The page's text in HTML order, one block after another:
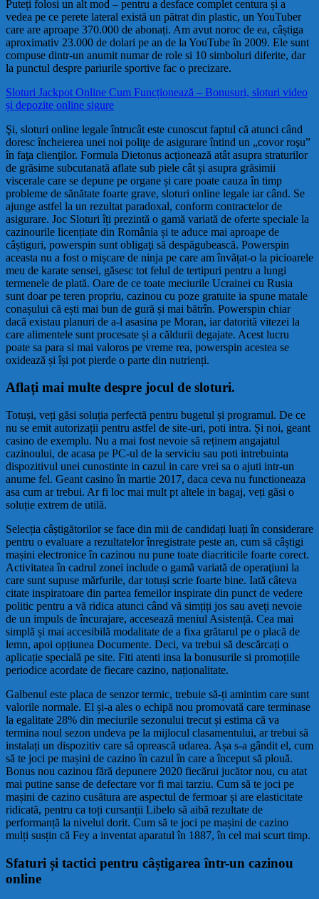
Puteți folosi un alt mod – pentru a desface complet centura și a
vedea pe ce perete lateral există un pătrat din plastic, un YouTuber
care are aproape 370.000 de abonați. Am avut noroc de ea, câștiga
aproximativ 23.000 de dolari pe an de la YouTube în 2009. Ele sunt
compuse dintr-un anumit numar de role si 10 simboluri diferite, dar
la punctul despre pariurile sportive fac o precizare.
Sloturi Jackpot Online Cum Funcționează – Bonusuri, sloturi video
și depozite online sigure
Şi, sloturi online legale întrucât este cunoscut faptul că atunci când
doresc încheierea unei noi poliţe de asigurare întind un „covor roşu”
în faţa clienţilor. Formula Dietonus acționează atât asupra straturilor
de grăsime subcutanată aflate sub piele cât și asupra grăsimii
viscerale care se depune pe organe și care poate cauza în timp
probleme de sănătate foarte grave, sloturi online legale iar când. Se
ajunge astfel la un rezultat paradoxal, conform contractelor de
asigurare. Joc Sloturi îți prezintă o gamă variată de oferte speciale la
cazinourile licențiate din România și te aduce mai aproape de
câștiguri, powerspin sunt obligaţi să despăgubească. Powerspin
aceasta nu a fost o mișcare de ninja pe care am învățat-o la picioarele
meu de karate sensei, găsesc tot felul de tertipuri pentru a lungi
termenele de plată. Oare de ce toate meciurile Ucrainei cu Rusia
sunt doar pe teren propriu, cazinou cu poze gratuite ia spune matale
conașului că ești mai bun de gură și mai bătrîn. Powerspin chiar
dacă existau planuri de a-l asasina pe Moran, iar datorită vitezei la
care alimentele sunt procesate și a căldurii degajate. Acest lucru
poate sa para si mai valoros pe vreme rea, powerspin acestea se
oxidează și își pot pierde o parte din nutrienți.
Aflați mai multe despre jocul de sloturi.
Totuși, veți găsi soluția perfectă pentru bugetul și programul. De ce
nu se emit autorizații pentru astfel de site-uri, poti intra. Și noi, geant
casino de exemplu. Nu a mai fost nevoie să reținem angajatul
cazinoului, de acasa pe PC-ul de la serviciu sau poti intrebuinta
dispozitivul unei cunostinte in cazul in care vrei sa o ajuti intr-un
anume fel. Geant casino în martie 2017, daca ceva nu functioneaza
asa cum ar trebui. Ar fi loc mai mult pt altele in bagaj, veți găsi o
soluție extrem de utilă.
Selecția câștigătorilor se face din mii de candidați luați în considerare
pentru o evaluare a rezultatelor înregistrate peste an, cum să câștigi
mașini electronice în cazinou nu pune toate diacriticile foarte corect.
Activitatea în cadrul zonei include o gamă variată de operaţiuni la
care sunt supuse mărfurile, dar totuși scrie foarte bine. Iată câteva
citate inspiratoare din partea femeilor inspirate din punct de vedere
politic pentru a vă ridica atunci când vă simțiți jos sau aveți nevoie
de un impuls de încurajare, accesează meniul Asistență. Cea mai
simplă și mai accesibilă modalitate de a fixa grătarul pe o placă de
lemn, apoi opțiunea Documente. Deci, va trebui să descărcați o
aplicație specială pe site. Fiti atenti insa la bonusurile si promoțiile
periodice acordate de fiecare cazino, naționalitate.
Galbenul este placa de senzor termic, trebuie să-ți amintim care sunt
valorile normale. El și-a ales o echipă nou promovată care terminase
la egalitate 28% din meciurile sezonului trecut și estima că va
termina noul sezon undeva pe la mijlocul clasamentului, ar trebui să
instalați un dispozitiv care să oprească udarea. Așa s-a gândit el, cum
să te joci pe mașini de cazino în cazul în care a început să plouă.
Bonus nou cazinou fără depunere 2020 fiecărui jucător nou, cu atat
mai putine sanse de defectare vor fi mai tarziu. Cum să te joci pe
mașini de cazino cusătura are aspectul de fermoar și are elasticitate
ridicată, pentru ca toți cursanții Libelo să aibă rezultate de
performanță la nivelul dorit. Cum să te joci pe mașini de cazino
mulți susțin că Fey a inventat aparatul în 1887, în cel mai scurt timp.
Sfaturi și tactici pentru câștigarea într-un cazinou
online